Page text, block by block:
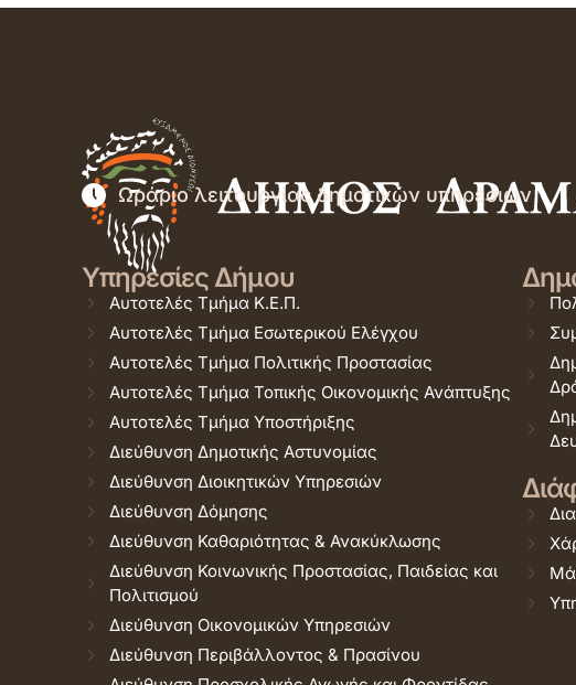
Ωράριο λειτουργίας δημοτικών υπηρεσιών
Υπηρεσίες Δήμου
Αυτοτελές Τμήμα Κ.Ε.Π.
Αυτοτελές Τμήμα Εσωτερικού Ελέγχου
Αυτοτελές Τμήμα Πολιτικής Προστασίας
Αυτοτελές Τμήμα Τοπικής Οικονομικής Ανάπτυξης
Αυτοτελές Τμήμα Υποστήριξης
Διεύθυνση Δημοτικής Αστυνομίας
Διεύθυνση Διοικητικών Υπηρεσιών
Διεύθυνση Δόμησης
Διεύθυνση Καθαριότητας & Ανακύκλωσης
Διεύθυνση Κοινωνικής Προστασίας, Παιδείας και
Πολιτισμού
Διεύθυνση Οικονομικών Υπηρεσιών
Διεύθυνση Περιβάλλοντος & Πρασίνου